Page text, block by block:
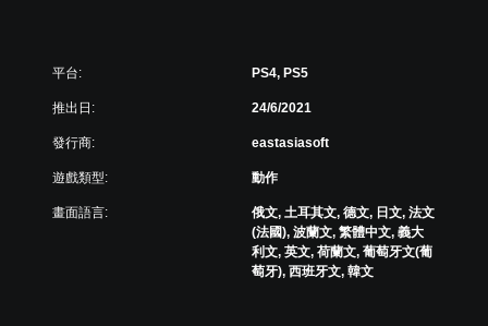
平台: PS4, PS5
推出日: 24/6/2021
發行商: eastasiasoft
遊戲類型: 動作
畫面語言:
俄文, 土耳其文, 德文, 日文, 法文
(法國), 波蘭文, 繁體中文, 義大
利文, 英文, 荷蘭文, 葡萄牙文(葡
萄牙), 西班牙文, 韓文